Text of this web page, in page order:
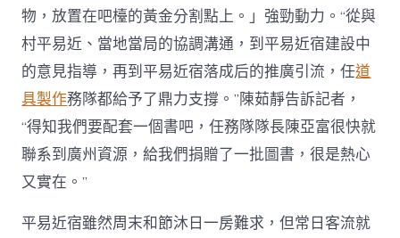
物，放置在吧檯的黃金分割點上。」強勁動力。“從與
村平易近、當地當局的協調溝通，到平易近宿建設中
的意見指導，再到平易近宿落成后的推廣引流，任道
具製作務隊都給予了鼎力支撐。”陳茹靜告訴記者，
“得知我們要配套一個書吧，任務隊隊長陳亞富很快就
聯系到廣州資源，給我們捐贈了一批圖書，很是熱心
又實在。”
平易近宿雖然周末和節沐日一房難求，但常日客流就